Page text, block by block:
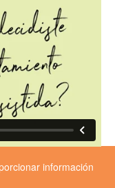
información